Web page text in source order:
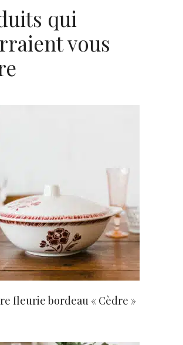
qui
vous
AJOUTER AU PANIER
fleurie bordeau « Cèdre »